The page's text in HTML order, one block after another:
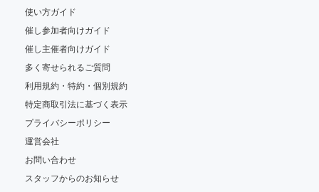
使い方ガイド
催し参加者向けガイド
催し主催者向けガイド
多く寄せられるご質問
利用規約・特約・個別規約
特定商取引法に基づく表示
プライバシーポリシー
運営会社
お問い合わせ
スタッフからのお知らせ